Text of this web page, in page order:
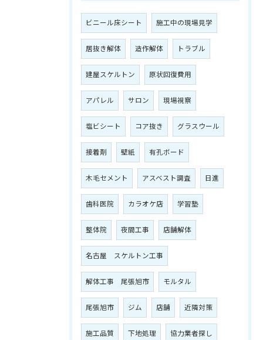
ビニール床シート 施工中の現場見学
居抜き解体 造作解体 トラブル
建屋スケルトン 原状回復費用
アパレル サロン 現場視察
塩ビシート コア抜き グラスウール
接着剤 壁紙 有孔ボード
木毛セメント アスベスト調査 日進
歯科医院 カラオケ店 学習塾
整体院 夜間工事 店舗解体
名古屋 スケルトン工事
解体工事 尾張旭市 モルタル
尾張旭市 ジム 店舗 近隣対策
施工品質 下地処理 協力業者探し